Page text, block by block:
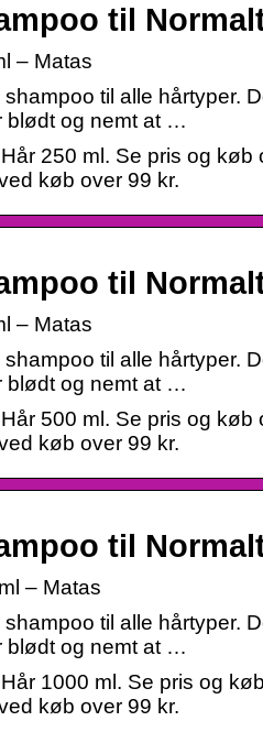
til
– Matas
til alle hårtyper.
blødt og nemt at …
250 ml. Se pris og køb
køb over 99 kr.
til
– Matas
til alle hårtyper.
blødt og nemt at …
500 ml. Se pris og køb
køb over 99 kr.
til
– Matas
til alle hårtyper.
blødt og nemt at …
1000 ml. Se pris og
køb over 99 kr.